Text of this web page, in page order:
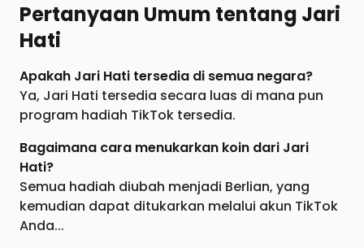
Pertanyaan Umum tentang Jari
Hati
Apakah Jari Hati tersedia di semua negara?
Ya, Jari Hati tersedia secara luas di mana pun
program hadiah TikTok tersedia.
Bagaimana cara menukarkan koin dari Jari
Hati?
Semua hadiah diubah menjadi Berlian, yang
kemudian dapat ditukarkan melalui akun TikTok
Anda...